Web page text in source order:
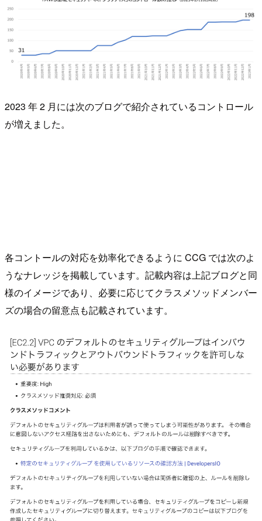
2023 年 2 月には次のブログで紹介されているコントロール
が増えました。
各コントールの対応を効率化できるように CCG では次のよ
うなナレッジを掲載しています。記載内容は上記ブログと同
様のイメージであり、必要に応じてクラスメソッドメンバー
ズの場合の留意点も記載されています。